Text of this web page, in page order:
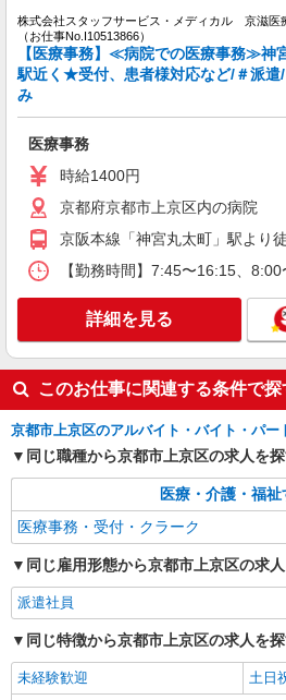
株式会社スタッフサービス・メディカル 京滋医
（お仕事No.I10513866）
【医療事務】≪病院での医療事務≫神
駅近く★受付、患者様対応など/＃派遣
み
医療事務
時給1400円
京都府京都市上京区内の病院
京阪本線「神宮丸太町」駅より
【勤務時間】7:45〜16:15、
詳細を見る
このお仕事に関連する条件で探
京都市上京区のアルバイト・バイト・パー
同じ職種から京都市上京区の求人を
医療・介護・福祉
医療事務・受付・クラーク
同じ雇用形態から京都市上京区の求
派遣社員
同じ特徴から京都市上京区の求人を
未経験歓迎
土日